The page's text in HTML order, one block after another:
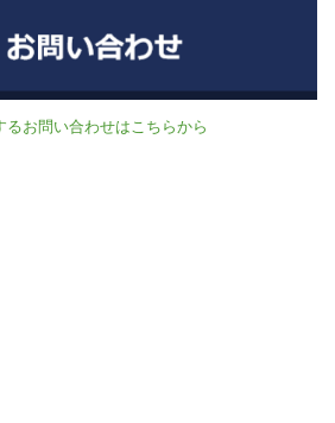
るお問い合わせはこちらから